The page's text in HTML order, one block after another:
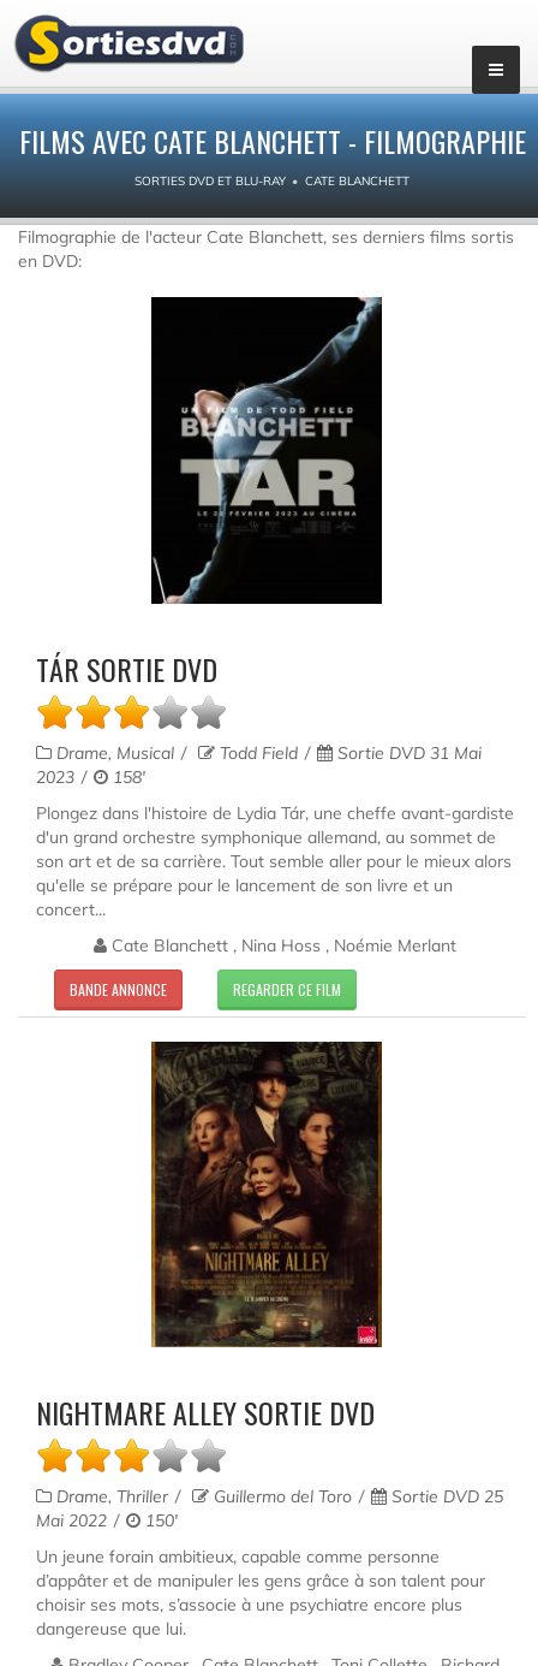
FILMS AVEC CATE BLANCHETT - FILMOGRAPHIE
SORTIES DVD ET BLU-RAY CATE BLANCHETT
Filmographie de l'acteur Cate Blanchett, ses derniers films sortis
en DVD:
TÁR SORTIE DVD
Drame, Musical Todd Field
Sortie DVD 31 Mai
2023
158'
Plongez dans l'histoire de Lydia Tár, une cheffe avant-gardiste
d'un grand orchestre symphonique allemand, au sommet de
son art et de sa carrière. Tout semble aller pour le mieux alors
qu'elle se prépare pour le lancement de son livre et un
concert...
Cate Blanchett , Nina Hoss , Noémie Merlant
BANDE ANNONCE REGARDER CE FILM
NIGHTMARE ALLEY SORTIE DVD
Drame, Thriller Guillermo del Toro
Sortie DVD 25
Mai 2022
150'
Un jeune forain ambitieux, capable comme personne
d’appâter et de manipuler les gens grâce à son talent pour
choisir ses mots, s’associe à une psychiatre encore plus
dangereuse que lui.